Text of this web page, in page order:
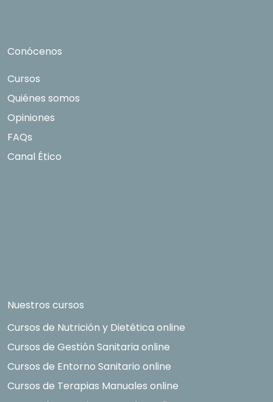
Conócenos
Cursos
Quiénes somos
Opiniones
FAQs
Canal Ético
Nuestros cursos
Cursos de Nutrición y Dietética online
Cursos de Gestión Sanitaria online
Cursos de Entorno Sanitario online
Cursos de Terapias Manuales online